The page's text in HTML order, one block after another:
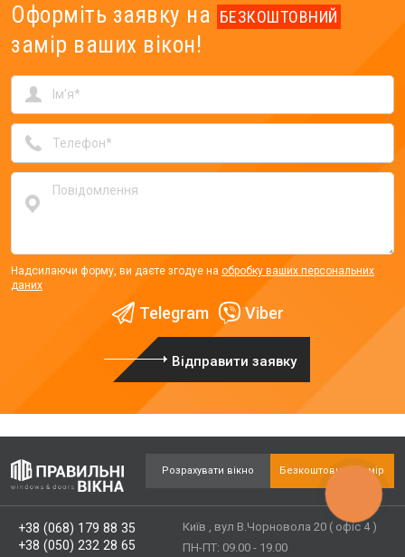
Оформіть заявку на БЕЗКОШТОВНИЙ
замір ваших вікон!
Надсилаючи форму, ви даєте згодуе на обробку ваших персональних
даних
Telegram Viber
Відправити заявку
Розрахувати вікно Безкоштовний замір
+38 (068) 179 88 35
+38 (050) 232 28 65
Київ , вул В.Чорновола 20 ( офіс 4 )
ПН-ПТ: 09.00 - 19.00